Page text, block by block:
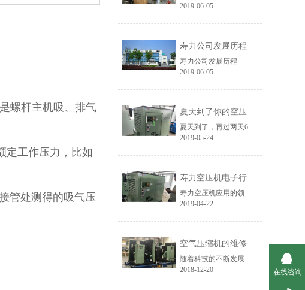
螺杆主机吸、排气
定工作压力，比如
管处测得的吸气压
2019-06-05
寿力公司发展历程
寿力公司发展历程
2019-06-05
夏天到了你的空压机还撑得住吗？
夏天到了，再过两天6月份，我们将进入一年中最热的阶段，人在高温环境下很容易中暑，机器也是一样的，拿空压机来说，它的“中暑”表现形式就是高温报警停机。
2019-05-24
寿力空压机电子行业客户使用现场
寿力空压机应用的领域范围非常广泛，涉及到各行各业，今天主要介绍下寿力空压机在电子行业的应用。寿力空压机代理商艾默迪机电黄山客户使用现场：在电子行业，寿力空压机通常用于印刷电路板清洁、取放机等。
2019-04-22
空气压缩机的维修工程有哪些？
随着科技的不断发展，各类空气压缩机设备应用于我们的生活中，正确使用这些设备有助于我们工程的展开，在使用过程中，可能会出现故障。这个时候，我们就需要对空压机进行维修，按照维修程度可以分为三种类型，维修大小不同，但是也不是没有界线的，根据维修的部位和设备的使用情况，艾默迪机电小编带着大家一起来看看......
2018-12-20
在线咨询